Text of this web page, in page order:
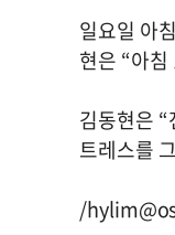
일요일 아
현은 “아
김동현은
트레스를
/